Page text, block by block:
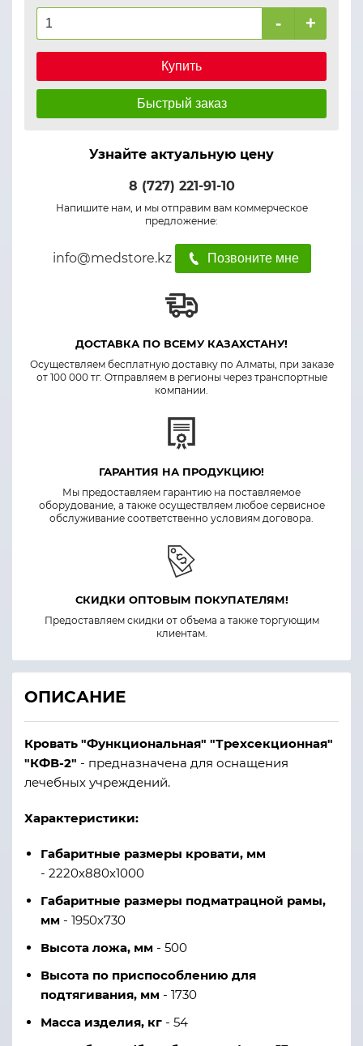
- +
Купить
Быстрый заказ
Узнайте актуальную цену
8 (727) 221-91-10
Напишите нам, и мы отправим вам коммерческое
предложение:
info@medstore.kz Позвоните мне
ДОСТАВКА ПО ВСЕМУ КАЗАХСТАНУ!
Осуществляем бесплатную доставку по Алматы, при заказе
от 100 000 тг. Отправляем в регионы через транспортные
компании.
ГАРАНТИЯ НА ПРОДУКЦИЮ!
Мы предоставляем гарантию на поставляемое
оборудование, а также осуществляем любое сервисное
обслуживание соответственно условиям договора.
СКИДКИ ОПТОВЫМ ПОКУПАТЕЛЯМ!
Предоставляем скидки от объема а также торгующим
клиентам.
ОПИСАНИЕ
Кровать "Функциональная" "Трехсекционная"
"КФВ-2" - предназначена для оснащения
лечебных учреждений.
Характеристики:
Габаритные размеры кровати, мм
- 2220х880х1000
Габаритные размеры подматрацной рамы,
мм - 1950х730
Высота ложа, мм - 500
Высота по приспособлению для
подтягивания, мм - 1730
Масса изделия, кг - 54